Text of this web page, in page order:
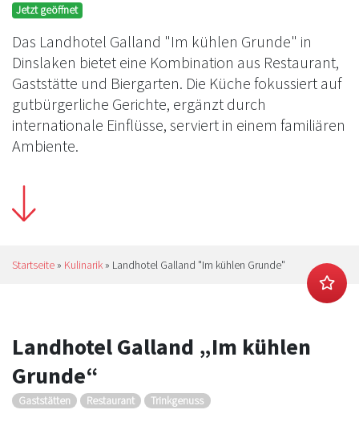
Jetzt geöffnet
Das Landhotel Galland "Im kühlen Grunde" in
Dinslaken bietet eine Kombination aus Restaurant,
Gaststätte und Biergarten. Die Küche fokussiert auf
gutbürgerliche Gerichte, ergänzt durch
internationale Einflüsse, serviert in einem familiären
Ambiente.
Startseite » Kulinarik » Landhotel Galland "Im kühlen Grunde"
Landhotel Galland „Im kühlen
Grunde“
Gaststätten Restaurant Trinkgenuss